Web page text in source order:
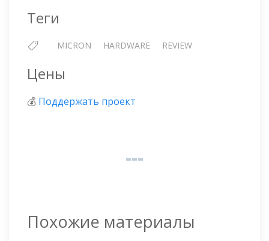
Теги
MICRON HARDWARE REVIEW
Цены
💰 Поддержать проект
Похожие материалы